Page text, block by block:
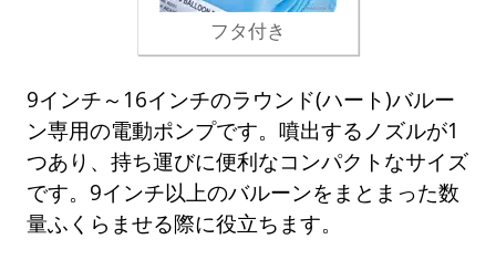
フタ付き
9インチ～16インチのラウンド(ハート)バルー
ン専用の電動ポンプです。噴出するノズルが1
つあり、持ち運びに便利なコンパクトなサイズ
です。9インチ以上のバルーンをまとまった数
量ふくらませる際に役立ちます。